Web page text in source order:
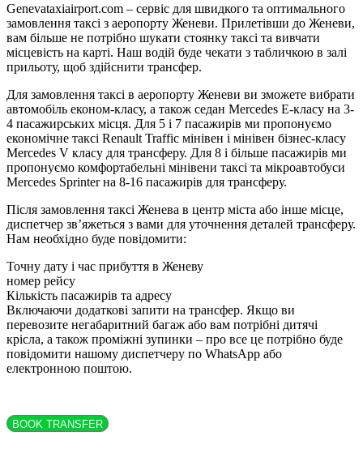
Genevataxiairport.com – сервіс для швидкого та оптимального
замовлення таксі з аеропорту Женеви. Прилетівши до Женеви,
вам більше не потрібно шукати стоянку таксі та вивчати
місцевість на карті. Наш водій буде чекати з табличкою в залі
прильоту, щоб здійснити трансфер.
Для замовлення таксі в аеропорту Женеви ви зможете вибрати
автомобіль економ-класу, а також седан Mercedes E-класу на 3-
4 пасажирських місця. Для 5 і 7 пасажирів ми пропонуємо
економічне таксі Renault Traffic мінівен і мінівен бізнес-класу
Mercedes V класу для трансферу. Для 8 і більше пасажирів ми
пропонуємо комфортабельні мінівени таксі та мікроавтобуси
Mercedes Sprinter на 8-16 пасажирів для трансферу.
Після замовлення таксі Женева в центр міста або інше місце,
диспетчер зв’яжеться з вами для уточнення деталей трансферу.
Нам необхідно буде повідомити:
Точну дату і час прибуття в Женеву
номер рейсу
Кількість пасажирів та адресу
Включаючи додаткові запити на трансфер. Якщо ви
перевозите негабаритний багаж або вам потрібні дитячі
крісла, а також проміжні зупинки – про все це потрібно буде
повідомити нашому диспетчеру по WhatsApp або
електронною поштою.
BOOK TRANSFER